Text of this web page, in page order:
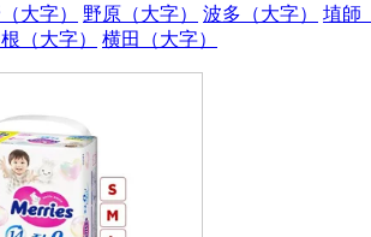
大字） 野原（大字） 波多（大字）
埴師
（大字） 横田（大字）